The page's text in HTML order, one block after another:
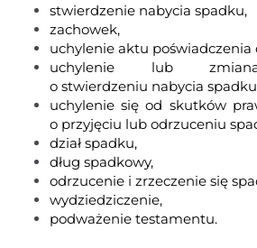
stwierdzenie nabycia spadku,
zachowek,
uchylenie aktu poświadczenia
uchylenie lub
o stwierdzeniu nabycia
uchylenie się od skutków
o przyjęciu lub odrzuceniu
dział spadku,
dług spadkowy,
odrzucenie i zrzeczenie się
wydziedziczenie,
podważenie testamentu.